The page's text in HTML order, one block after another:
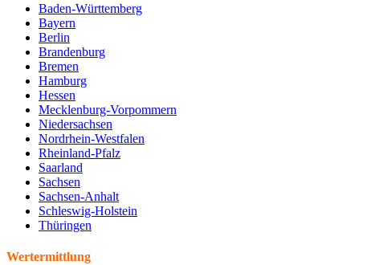
Baden-Württemberg
Bayern
Berlin
Brandenburg
Bremen
Hamburg
Hessen
Mecklenburg-Vorpommern
Niedersachsen
Nordrhein-Westfalen
Rheinland-Pfalz
Saarland
Sachsen
Sachsen-Anhalt
Schleswig-Holstein
Thüringen
Wertermittlung